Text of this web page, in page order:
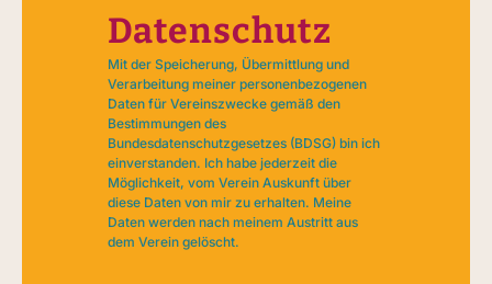
Datenschutz
Mit der Speicherung, Übermittlung und
Verarbeitung meiner personenbezogenen
Daten für Vereinszwecke gemäß den
Bestimmungen des
Bundesdatenschutzgesetzes (BDSG) bin ich
einverstanden. Ich habe jederzeit die
Möglichkeit, vom Verein Auskunft über
diese Daten von mir zu erhalten. Meine
Daten werden nach meinem Austritt aus
dem Verein gelöscht.